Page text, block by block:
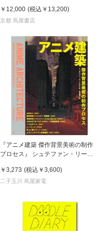
￥12,000 (税込 ￥13,200)
京都 蔦屋書店
『アニメ建築 傑作背景美術の制作
プロセス』 シュテファン・リーケ
ック社)
￥3,273 (税込 ￥3,600)
二子玉川 蔦屋家電